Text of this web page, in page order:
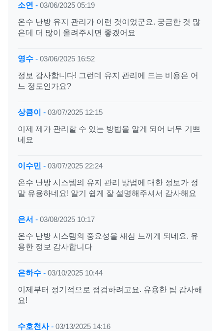
소연 - 03/06/2025 05:19
온수 난방 유지 관리가 이런 것이었군요. 궁금한 것 많
은데 더 많이 올려주시면 좋겠어요
영수 - 03/06/2025 16:52
정보 감사합니다! 그런데 유지 관리에 드는 비용은 어
느 정도인가요?
상큼이 - 03/07/2025 12:15
이제 제가 관리할 수 있는 방법을 알게 되어 너무 기쁘
네요
이수민 - 03/07/2025 22:24
온수 난방 시스템의 유지 관리 방법에 대한 정보가 정
말 유용하네요! 알기 쉽게 잘 설명해주셔서 감사해요
은서 - 03/08/2025 10:17
온수 난방 시스템의 중요성을 새삼 느끼게 되네요. 유
용한 정보 감사합니다
은하수 - 03/10/2025 10:44
이제부터 정기적으로 점검하려고요. 유용한 팁 감사해
요!
수호천사- 03/13/2025 14:16